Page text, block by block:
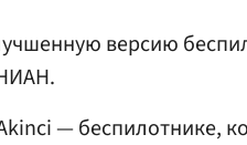
версию
— беспилотнике,